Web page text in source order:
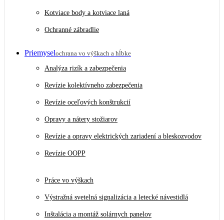
Kotviace body a kotviace laná
Ochranné zábradlie
Priemyselochrana vo výškach a hĺbke
Analýza rizík a zabezpečenia
Revízie kolektívneho zabezpečenia
Revízie oceľových konštrukcií
Opravy a nátery stožiarov
Revízie a opravy elektrických zariadení a bleskozvodov
Revízie OOPP
Práce vo výškach
Výstražná svetelná signalizácia a letecké návestidlá
Inštalácia a montáž solárnych panelov